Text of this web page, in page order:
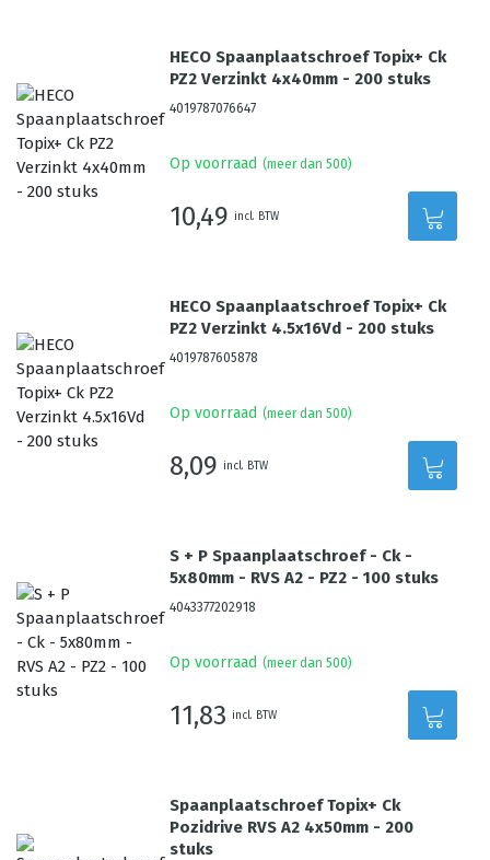
HECO Spaanplaatschroef Topix+ Ck
PZ2 Verzinkt 4x40mm - 200 stuks
4019787076647
Op voorraad (meer dan 500)
10,49 incl. BTW
HECO Spaanplaatschroef Topix+ Ck
PZ2 Verzinkt 4.5x16Vd - 200 stuks
4019787605878
Op voorraad (meer dan 500)
8,09 incl. BTW
S + P Spaanplaatschroef - Ck -
5x80mm - RVS A2 - PZ2 - 100 stuks
4043377202918
Op voorraad (meer dan 500)
11,83 incl. BTW
Spaanplaatschroef Topix+ Ck
Pozidrive RVS A2 4x50mm - 200
stuks